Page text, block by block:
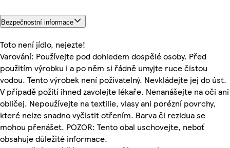
Bezpečnostní informace
Toto není jídlo, nejezte!
Varování: Používejte pod dohledem dospělé osoby. Před
použitím výrobku i a po něm si řádně umyjte ruce čistou
vodou. Tento výrobek není poživatelný. Nevkládejte jej do úst.
V případě požití ihned zavolejte lékaře. Nenanášejte na oči ani
obličej. Nepoužívejte na textilie, vlasy ani porézní povrchy,
které nelze snadno vyčistit otřením. Barva či rezidua se
mohou přenášet. POZOR: Tento obal uschovejte, neboť
obsahuje důležité informace.